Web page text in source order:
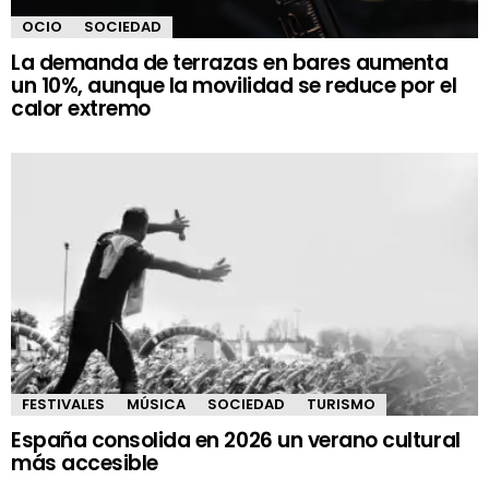
OCIO SOCIEDAD
La demanda de terrazas en bares aumenta
un 10%, aunque la movilidad se reduce por el
calor extremo
FESTIVALES MÚSICA SOCIEDAD TURISMO
España consolida en 2026 un verano cultural
más accesible